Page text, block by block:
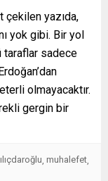
çekilen yazıda,
yok gibi. Bir yol
taraflar sadece
olmayacaktır.
gergin bir
muhalefet